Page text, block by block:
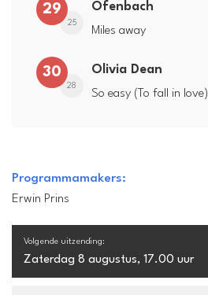
29
25
Ofenbach
Miles away
30
28
Olivia Dean
So easy (To fall in love)
Programmamakers:
Erwin Prins
Volgende uitzending:
Zaterdag 8 augustus, 17.00 uur